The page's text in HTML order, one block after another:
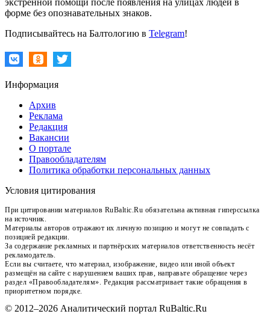
форме без опознавательных знаков.
Подписывайтесь на Балтологию в Telegram!
Информация
Архив
Реклама
Редакция
Вакансии
О портале
Правообладателям
Политика обработки персональных данных
Условия цитирования
При цитировании материалов RuBaltic.Ru обязательна активная гиперссылка
на источник.
Материалы авторов отражают их личную позицию и могут не совпадать с
позицией редакции.
За содержание рекламных и партнёрских материалов ответственность несёт
рекламодатель.
Если вы считаете, что материал, изображение, видео или иной объект
размещён на сайте с нарушением ваших прав, направьте обращение через
раздел «Правообладателям». Редакция рассматривает такие обращения в
приоритетном порядке.
© 2012–2026 Аналитический портал RuBaltic.Ru